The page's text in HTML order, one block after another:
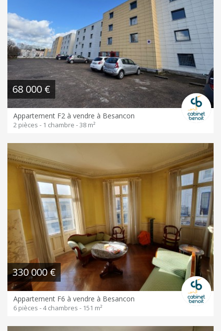
68 000 €
Appartement F2 à vendre à Besancon
2 pièces - 1 chambre - 38 m²
330 000 €
Appartement F6 à vendre à Besancon
6 pièces - 4 chambres - 151 m²